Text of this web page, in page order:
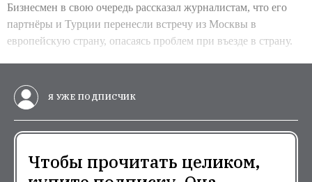
Бизнесмен в свою очередь рассказал журналистам, что его
партнёры и Турции перенесли встречу из Москвы в
европейскую страну, опасаясь проблем при въезде в страну.
Я УЖЕ ПОДПИСЧИК
Чтобы прочитать целиком,